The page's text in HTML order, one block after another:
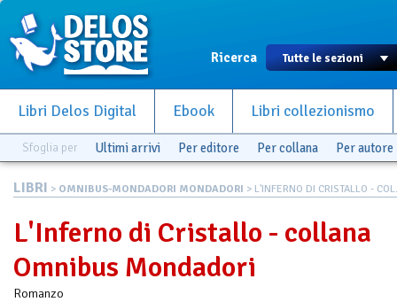
Ricerca
Libri Delos Digital Ebook Libri collezionismo
Sfoglia per Ultimi arrivi Per editore Per collana Per autore
LIBRI > OMNIBUS-MONDADORI MONDADORI > L'INFERNO DI CRISTALLO -
L'Inferno di Cristallo - collana
Omnibus Mondadori
Romanzo